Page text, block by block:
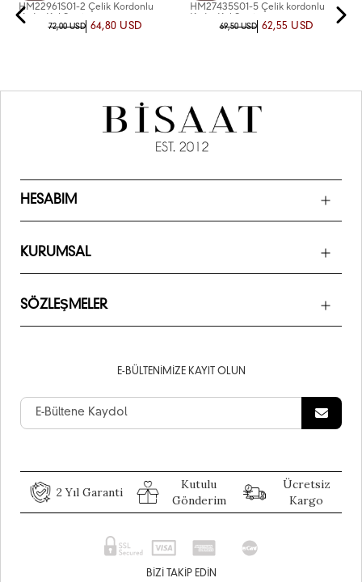
HM22961S01-2 Çelik Kordonlu
Kadın Kol Saati
72,00 USD 64,80 USD
HM27435S01-5 Çelik kordonlu
Kadın Kol Saati
69,50 USD 62,55 USD
HESABIM
KURUMSAL
SÖZLEŞMELER
E-BÜLTENIMIZE KAYIT OLUN
2 Yıl Garanti
Kutulu
Gönderim
Ücretsiz
Kargo
BIZI TAKIP EDIN